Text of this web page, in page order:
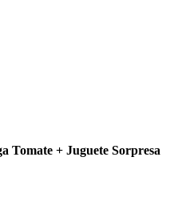
Tomate + Juguete Sorpresa